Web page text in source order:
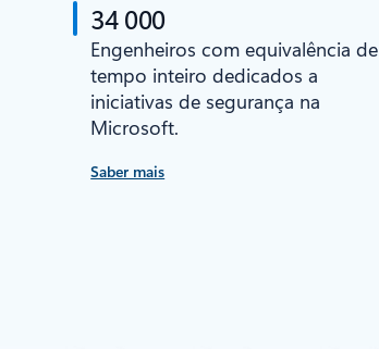
34 000
Engenheiros com equivalência de
tempo inteiro dedicados a
iniciativas de segurança na
Microsoft.
Saber mais